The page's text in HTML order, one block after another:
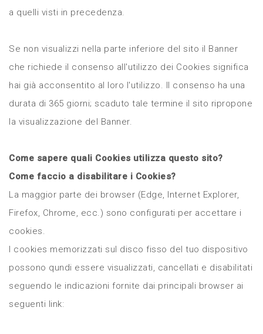
a quelli visti in precedenza.
Se non visualizzi nella parte inferiore del sito il Banner
che richiede il consenso all'utilizzo dei Cookies significa
hai già acconsentito al loro l'utilizzo. Il consenso ha una
durata di 365 giorni; scaduto tale termine il sito ripropone
la visualizzazione del Banner.
Come sapere quali Cookies utilizza questo sito?
Come faccio a disabilitare i Cookies?
La maggior parte dei browser (Edge, Internet Explorer,
Firefox, Chrome, ecc.) sono configurati per accettare i
cookies.
I cookies memorizzati sul disco fisso del tuo dispositivo
possono qundi essere visualizzati, cancellati e disabilitati
seguendo le indicazioni fornite dai principali browser ai
seguenti link: